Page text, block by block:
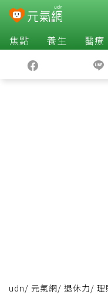
焦點 養生 醫療
udn/ 元氣網/ 退休力/ 理